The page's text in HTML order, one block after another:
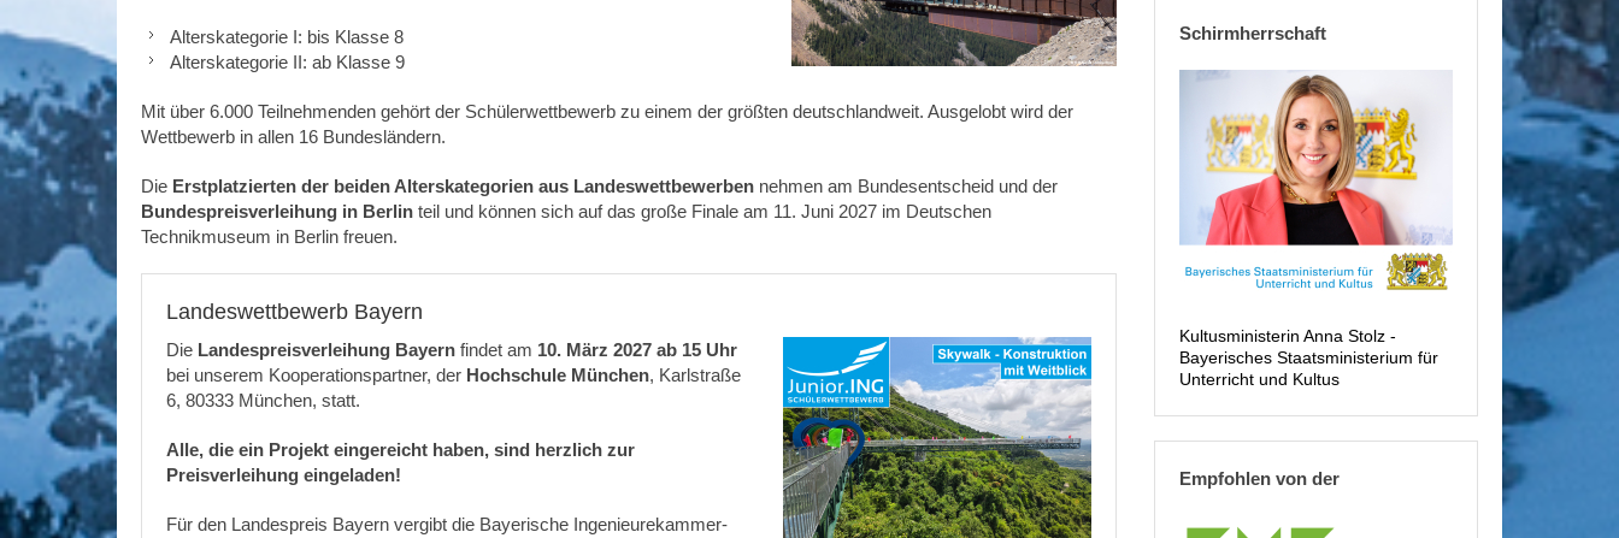
Alterskategorie I: bis Klasse 8
Alterskategorie II: ab Klasse 9
Mit über 6.000 Teilnehmenden gehört der Schülerwettbewerb zu einem der größten deutschlandweit. Ausgelobt wird der
Wettbewerb in allen 16 Bundesländern.
Die Erstplatzierten der beiden Alterskategorien aus Landeswettbewerben nehmen am Bundesentscheid und der
Bundespreisverleihung in Berlin teil und können sich auf das große Finale am 11. Juni 2027 im Deutschen
Technikmuseum in Berlin freuen.
Landeswettbewerb Bayern
Die Landespreisverleihung Bayern findet am 10. März 2027 ab 15 Uhr
bei unserem Kooperationspartner, der Hochschule München, Karlstraße
6, 80333 München, statt.
Alle, die ein Projekt eingereicht haben, sind herzlich zur
Preisverleihung eingeladen!
Für den Landespreis Bayern vergibt die Bayerische Ingenieurekammer-
Schirmherrschaft
Kultusministerin Anna Stolz -
Bayerisches Staatsministerium für
Unterricht und Kultus
Empfohlen von der